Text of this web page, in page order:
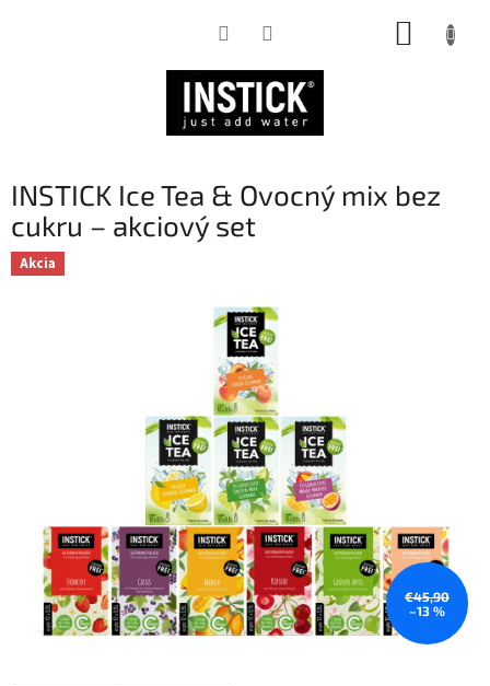
INSTICK Ice Tea & Ovocný mix bez
cukru – akciový set
Akcia
€45,90
–13 %